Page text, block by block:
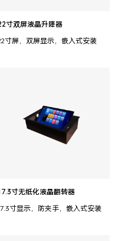
寸双屏液晶升降器
寸屏，双屏显示，嵌入式安装
寸无纸化液晶翻转器
寸显示，防夹手，嵌入式安装